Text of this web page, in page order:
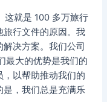
这就是 100 多万旅行
旅行文件的原因。我
决方案。我们公司
最大的优势是我们的
，以帮助推动我们的
是，我们总是充满乐